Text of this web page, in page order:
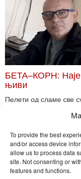
To provide the best
and/or access device
allow us to process data
site. Not consenting or
features and functions.
БЕТА–КОРН:
њиви
Пелети од сламе све